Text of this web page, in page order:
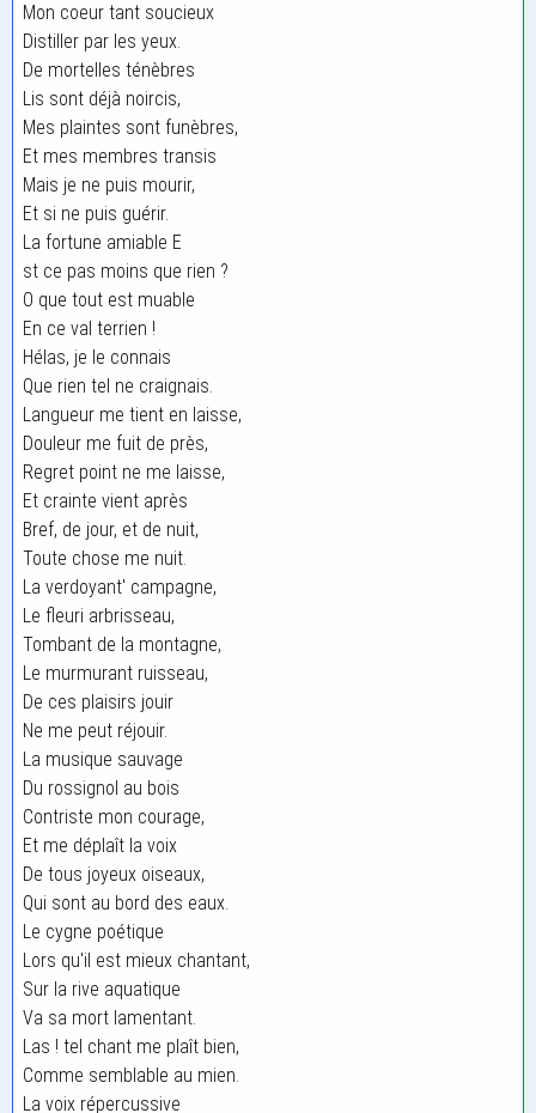
Mon coeur tant soucieux
Distiller par les yeux.
De mortelles ténèbres
Lis sont déjà noircis,
Mes plaintes sont funèbres,
Et mes membres transis
Mais je ne puis mourir,
Et si ne puis guérir.
La fortune amiable E
st ce pas moins que rien ?
O que tout est muable
En ce val terrien !
Hélas, je le connais
Que rien tel ne craignais.
Langueur me tient en laisse,
Douleur me fuit de près,
Regret point ne me laisse,
Et crainte vient après
Bref, de jour, et de nuit,
Toute chose me nuit.
La verdoyant' campagne,
Le fleuri arbrisseau,
Tombant de la montagne,
Le murmurant ruisseau,
De ces plaisirs jouir
Ne me peut réjouir.
La musique sauvage
Du rossignol au bois
Contriste mon courage,
Et me déplaît la voix
De tous joyeux oiseaux,
Qui sont au bord des eaux.
Le cygne poétique
Lors qu'il est mieux chantant,
Sur la rive aquatique
Va sa mort lamentant.
Las ! tel chant me plaît bien,
Comme semblable au mien.
La voix répercussive